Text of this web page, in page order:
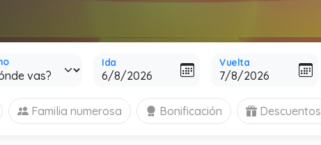
Ida Vuelta
Familia numerosa Bonificación Descuentos